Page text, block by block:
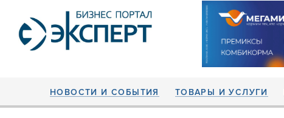
НОВОСТИ И СОБЫТИЯ ТОВАРЫ И УСЛУГИ